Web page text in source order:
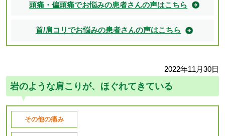
頭痛・偏頭痛でお悩みの患者さんの声はこちら
首/肩コリでお悩みの患者さんの声はこちら
2022年11月30日
岩のような肩こりが、ほぐれてきている
その他の痛み